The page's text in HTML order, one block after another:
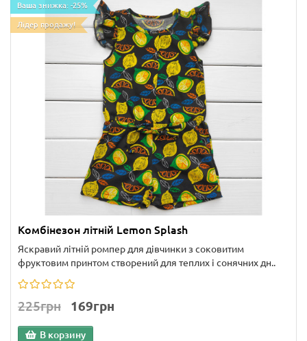
Ваша знижка: -25%
Лідер продажу!
Комбінезон літній Lemon Splash
Яскравий літній ромпер для дівчинки з соковитим
фруктовим принтом створений для теплих і сонячних дн..
225грн 169грн
В корзину